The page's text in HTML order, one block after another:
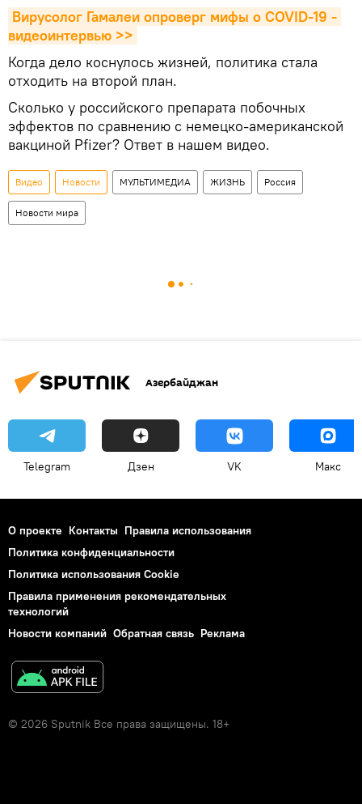
Вирусолог Гамалеи опроверг мифы о COVID-19 -
видеоинтервью >>
Когда дело коснулось жизней, политика стала
отходить на второй план.
Сколько у российского препарата побочных
эффектов по сравнению с немецко-американской
вакциной Pfizer? Ответ в нашем видео.
Видео Новости МУЛЬТИМЕДИА ЖИЗНЬ Россия
Новости мира
Азербайджан
Telegram Дзен VK Макс
О проекте Контакты Правила использования
Политика конфиденциальности
Политика использования Cookie
Правила применения рекомендательных
технологий
Новости компаний Обратная связь Реклама
© 2026 Sputnik Все права защищены. 18+